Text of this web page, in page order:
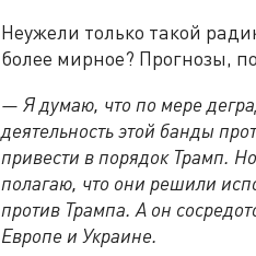
Неужели только такой
более мирное? Прогнозы,
— Я думаю, что по мере
деятельность этой банды
привести в порядок Трамп.
полагаю, что они решили
против Трампа. А он
Европе и Украине.